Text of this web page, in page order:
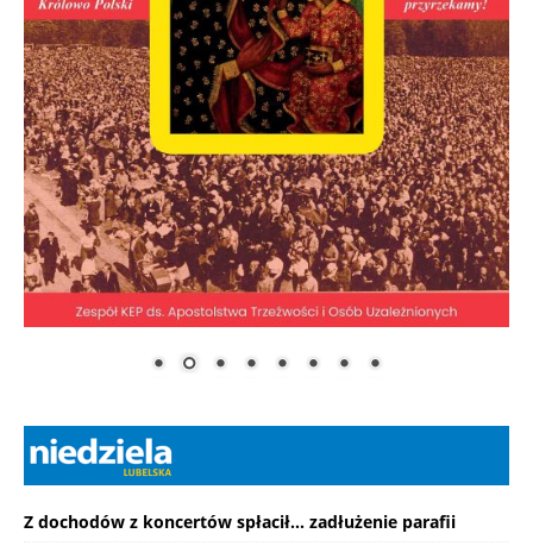
Z dochodów z koncertów spłacił... zadłużenie parafii